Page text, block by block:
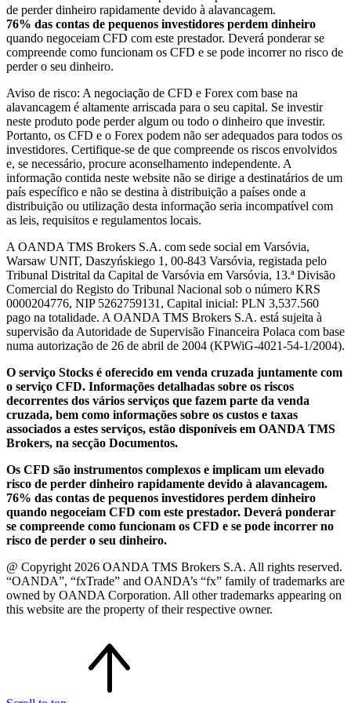
de perder dinheiro rapidamente devido à alavancagem.
76% das contas de pequenos investidores perdem dinheiro
quando negoceiam CFD com este prestador. Deverá ponderar se
compreende como funcionam os CFD e se pode incorrer no risco de
perder o seu dinheiro.
Aviso de risco: A negociação de CFD e Forex com base na
alavancagem é altamente arriscada para o seu capital. Se investir
neste produto pode perder algum ou todo o dinheiro que investir.
Portanto, os CFD e o Forex podem não ser adequados para todos os
investidores. Certifique-se de que compreende os riscos envolvidos
e, se necessário, procure aconselhamento independente. A
informação contida neste website não se dirige a destinatários de um
país específico e não se destina à distribuição a países onde a
distribuição ou utilização desta informação seria incompatível com
as leis, requisitos e regulamentos locais.
A OANDA TMS Brokers S.A. com sede social em Varsóvia,
Warsaw UNIT, Daszyńskiego 1, 00-843 Varsóvia, registada pelo
Tribunal Distrital da Capital de Varsóvia em Varsóvia, 13.ª Divisão
Comercial do Registo do Tribunal Nacional sob o número KRS
0000204776, NIP 5262759131, Capital inicial: PLN 3,537.560
pago na totalidade. A OANDA TMS Brokers S.A. está sujeita à
supervisão da Autoridade de Supervisão Financeira Polaca com base
numa autorização de 26 de abril de 2004 (KPWiG-4021-54-1/2004).
O serviço Stocks é oferecido em venda cruzada juntamente com
o serviço CFD. Informações detalhadas sobre os riscos
decorrentes dos vários serviços que fazem parte da venda
cruzada, bem como informações sobre os custos e taxas
associados a estes serviços, estão disponíveis em OANDA TMS
Brokers, na secção Documentos.
Os CFD são instrumentos complexos e implicam um elevado
risco de perder dinheiro rapidamente devido à alavancagem.
76% das contas de pequenos investidores perdem dinheiro
quando negoceiam CFD com este prestador. Deverá ponderar
se compreende como funcionam os CFD e se pode incorrer no
risco de perder o seu dinheiro.
@ Copyright 2026 OANDA TMS Brokers S.A. All rights reserved.
“OANDA”, “fxTrade” and OANDA’s “fx” family of trademarks are
owned by OANDA Corporation. All other trademarks appearing on
this website are the property of their respective owner.